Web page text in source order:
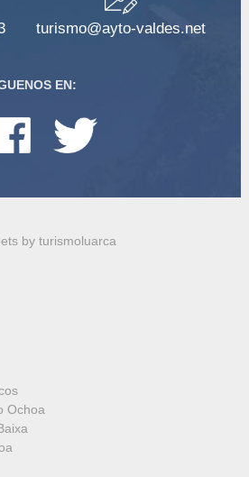
turismo@ayto-valdes.net
EN:
by turismoluarca
Ochoa